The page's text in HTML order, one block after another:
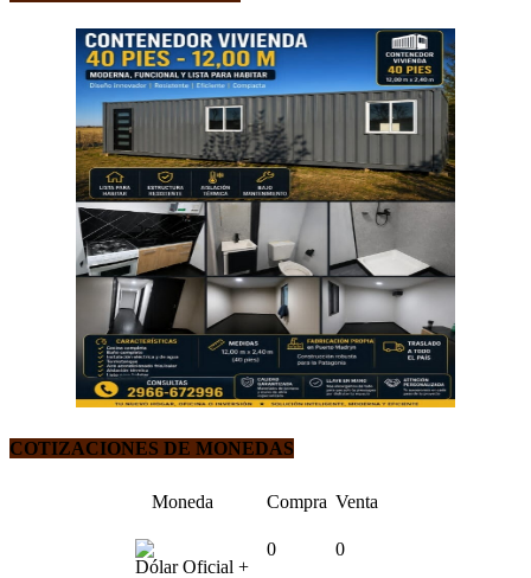
COTIZACIONES DE MONEDAS
Moneda Compra Venta
Dólar Oficial +
0 0